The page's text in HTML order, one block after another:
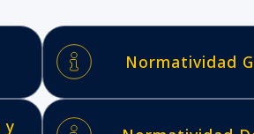
Normatividad
y